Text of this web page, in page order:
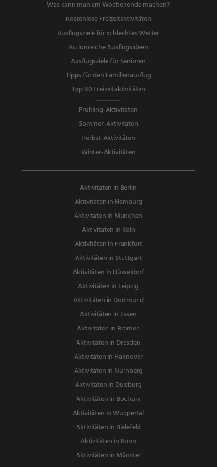
Was kann man am Wochenende machen?
Kostenlose Freizeitaktivitäten
Ausflugsziele für schlechtes Wetter
Actionreiche Ausflugsideen
Ausflugsziele für Senioren
Tipps für den Familienausflug
Top 80 Freizeitaktivitäten
Frühling-Aktivitäten
Sommer-Aktivitäten
Herbst-Aktivitäten
Winter-Aktivitäten
Aktivitäten in Berlin
Aktivitäten in Hamburg
Aktivitäten in München
Aktivitäten in Köln
Aktivitäten in Frankfurt
Aktivitäten in Stuttgart
Aktivitäten in Düsseldorf
Aktivitäten in Leipzig
Aktivitäten in Dortmund
Aktivitäten in Essen
Aktivitäten in Bremen
Aktivitäten in Dresden
Aktivitäten in Hannover
Aktivitäten in Nürnberg
Aktivitäten in Duisburg
Aktivitäten in Bochum
Aktivitäten in Wuppertal
Aktivitäten in Bielefeld
Aktivitäten in Bonn
Aktivitäten in Münster